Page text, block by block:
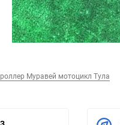
Муравей мотоцикл Тула